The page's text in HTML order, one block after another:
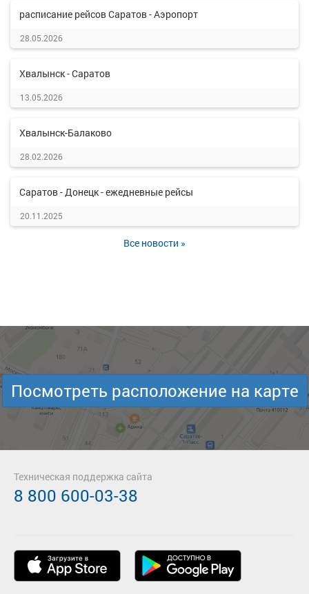
расписание рейсов Саратов - Аэропорт
28.05.2026
Хвалынск - Саратов
13.05.2026
Хвалынск-Балаково
28.02.2026
Саратов - Донецк - ежедневные рейсы
20.11.2025
Все новости »
Посмотреть расположение на карте
Техническая поддержка сайта
8 800 600-03-38